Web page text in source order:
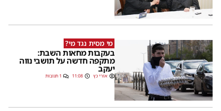
מי מסית נגד מי?
בעקבות מחאות השבת:
מתקפה חדשה על תושבי נווה
יעקב
אורי כץ 11:08 1 תגובות